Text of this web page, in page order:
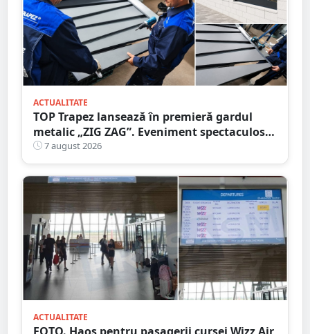
ACTUALITATE
TOP Trapez lansează în premieră gardul
metalic „ZIG ZAG”. Eveniment spectaculos
în Grădina Romei
7 august 2026
ACTUALITATE